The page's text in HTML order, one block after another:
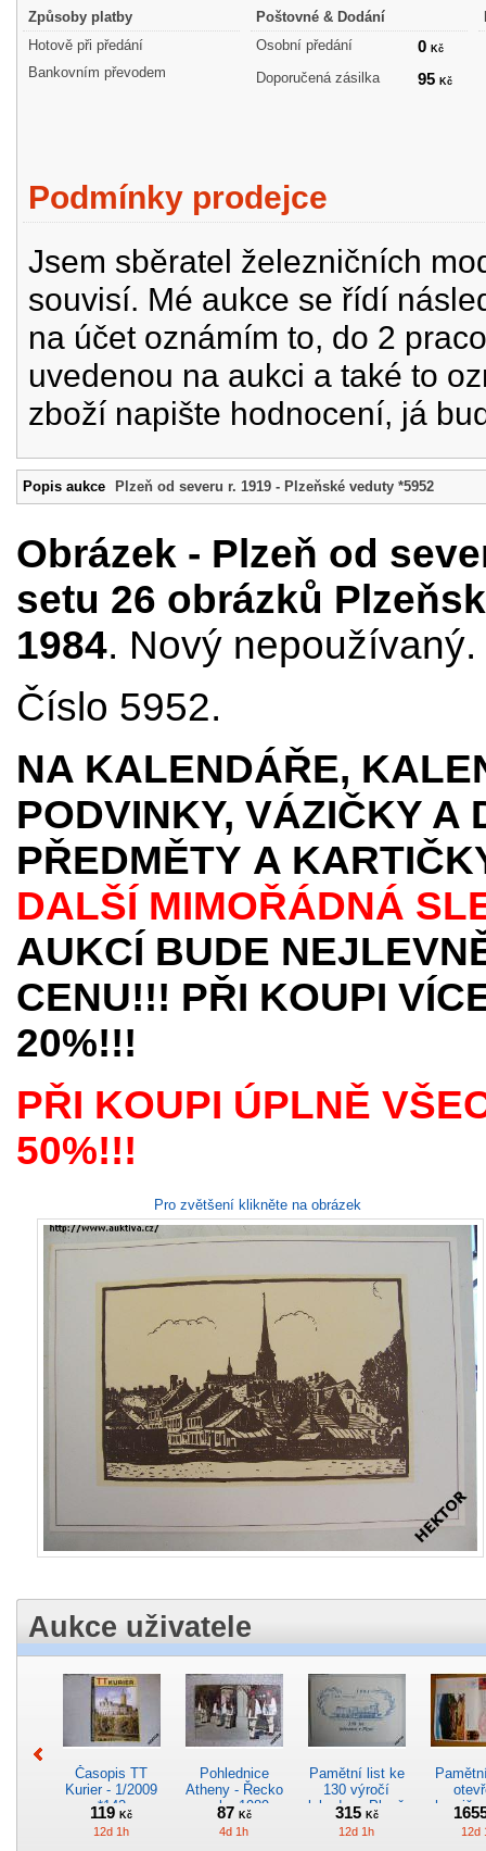
Způsoby platby
Hotově při předání
Bankovním převodem
Poštovné & Dodání
Osobní předání
0 Kč
Doporučená zásilka 95 Kč
Podmínky prodejce
Jsem sběratel železničních
souvisí. Mé aukce se řídí
na účet oznámím to, do 2
uvedenou na aukci a také to
zboží napište hodnocení, já
Popis aukce Plzeň od severu r. 1919 - Plzeňské veduty *5952
Obrázek - Plzeň od
setu 26 obrázků
1984. Nový
Číslo 5952.
NA KALENDÁŘE,
PODVINKY, VÁZIČKY A
PŘEDMĚTY A
DALŠÍ MIMOŘÁDNÁ
AUKCÍ BUDE
CENU!!! PŘI KOUPI
20%!!!
PŘI KOUPI ÚPLNĚ
50%!!!
Pro zvětšení klikněte na obrázek
Aukce uživatele
Časopis TT
Kurier - 1/2009
*142
119Kč
12d 1h
Pohlednice
Atheny - Řecko
z roku 1989.
Nová nepoužitá
*5019
87 Kč
4d 1h
Pamětní list ke
130 výročí
lokodepa Plzeň
*2963
315 Kč
12d 1h 12d